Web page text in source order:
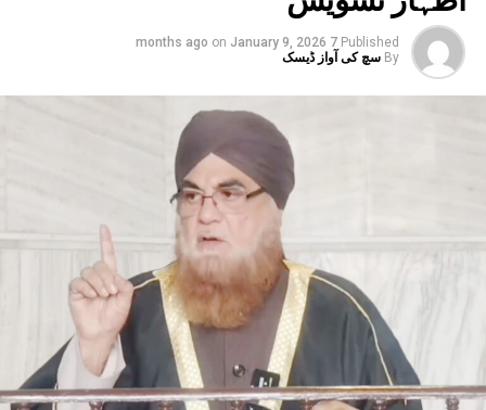
Published
7 months ago
on January 9, 2026
By سچ کی آواز ڈیسک